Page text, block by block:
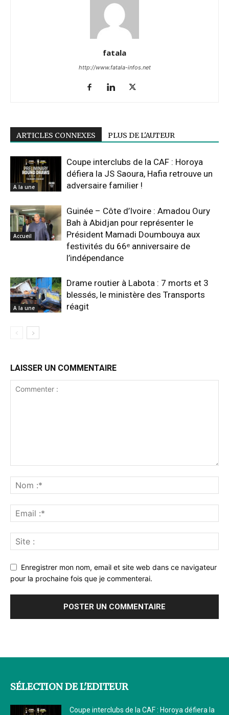
fatala
http://www.fatala-infos.net
ARTICLES CONNEXES PLUS DE L'AUTEUR
A la une
Coupe interclubs de la CAF : Horoya
défiera la JS Saoura, Hafia retrouve un
adversaire familier !
Accueil
Guinée – Côte d’Ivoire : Amadou Oury
Bah à Abidjan pour représenter le
Président Mamadi Doumbouya aux
festivités du 66ᵉ anniversaire de
l’indépendance
A la une
Drame routier à Labota : 7 morts et 3
blessés, le ministère des Transports
réagit
LAISSER UN COMMENTAIRE
Enregistrer mon nom, email et site web dans ce navigateur
pour la prochaine fois que je commenterai.
SÉLECTION DE L'EDITEUR
Coupe interclubs de la CAF : Horoya défiera la